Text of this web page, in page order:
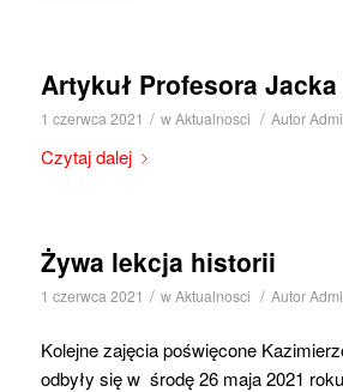
Artykuł Profesora
1 czerwca 2021 / wAktualnosci / Autor
Czytaj dalej
Żywa lekcja historii
1 czerwca 2021 / wAktualnosci / Autor
Kolejne zajęcia poświęcone
odbyły się w środę 26 maja 2021